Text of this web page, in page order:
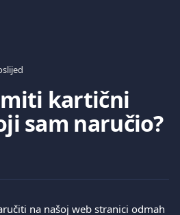
kartični
sam naručio?
na našoj web stranici odmah